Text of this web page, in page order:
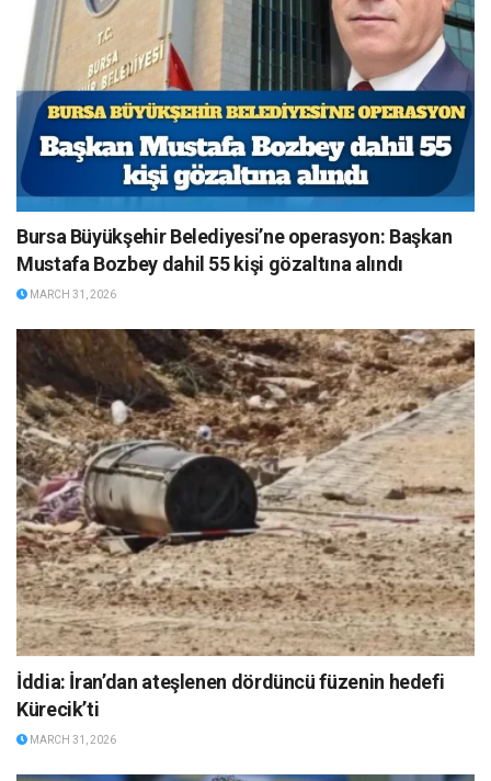
Bursa Büyükşehir Belediyesi’ne operasyon: Başkan
Mustafa Bozbey dahil 55 kişi gözaltına alındı
MARCH 31, 2026
İddia: İran’dan ateşlenen dördüncü füzenin hedefi
Kürecik’ti
MARCH 31, 2026